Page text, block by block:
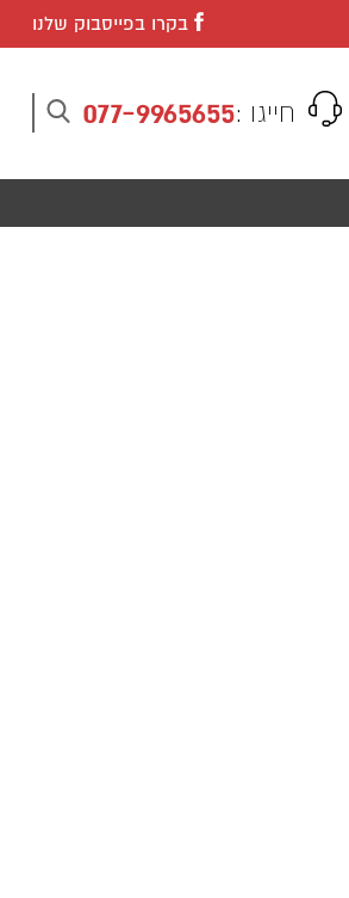
בקרו בפייסבוק שלנו
חייגו :077-9965655